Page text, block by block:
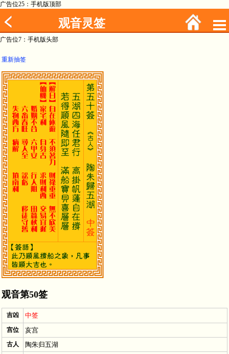
广告位25：手机版顶部
观音灵签
广告位7：手机版头部
重新抽签
观音第50签
吉凶 中签
宫位 亥宫
古人 陶朱归五湖